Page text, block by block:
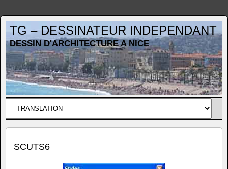
TG – DESSINATEUR INDEPENDANT
DESSIN D'ARCHITECTURE A NICE
SCUTS6